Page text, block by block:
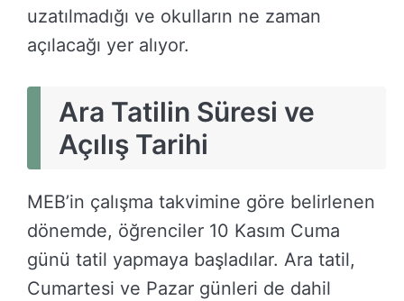
uzatılmadığı ve okulların ne zaman
açılacağı yer alıyor.
Ara Tatilin Süresi ve
Açılış Tarihi
MEB’in çalışma takvimine göre belirlenen
dönemde, öğrenciler 10 Kasım Cuma
günü tatil yapmaya başladılar. Ara tatil,
Cumartesi ve Pazar günleri de dahil